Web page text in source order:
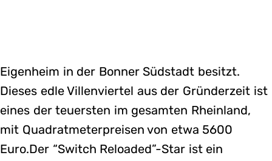
Eigenheim in der Bonner Südstadt besitzt.
Dieses edle Villenviertel aus der Gründerzeit ist
eines der teuersten im gesamten Rheinland,
mit Quadratmeterpreisen von etwa 5600
Euro.Der “Switch Reloaded”-Star ist ein